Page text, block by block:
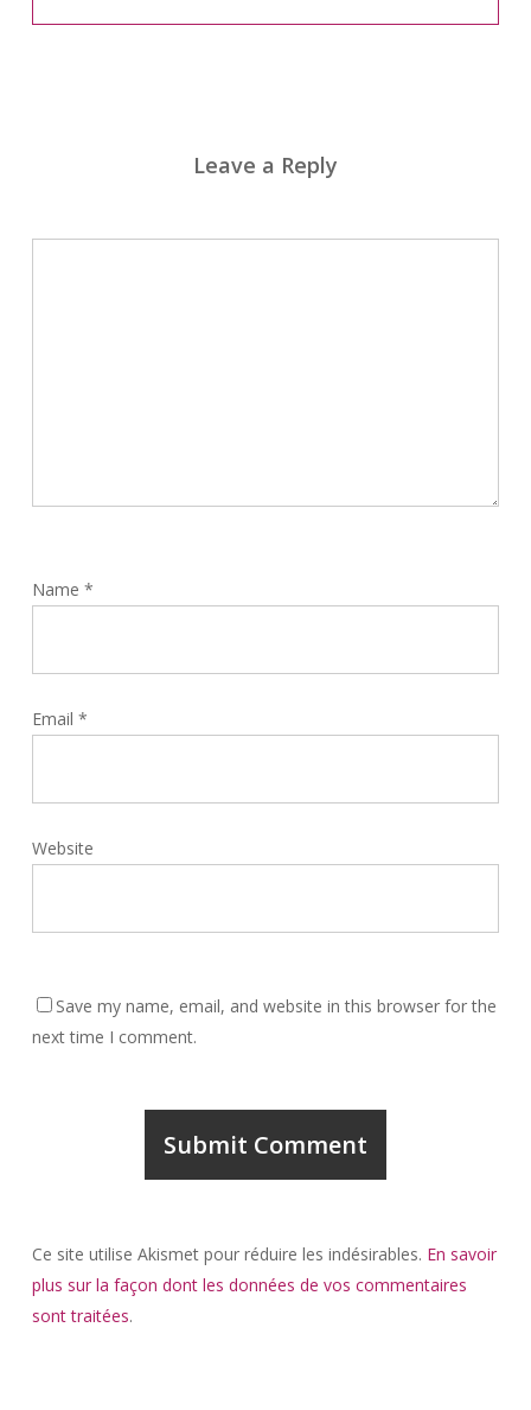
Leave a Reply
Name *
Email *
Website
Save my name, email, and website in this browser for the
next time I comment.
Ce site utilise Akismet pour réduire les indésirables. En savoir
plus sur la façon dont les données de vos commentaires
sont traitées.